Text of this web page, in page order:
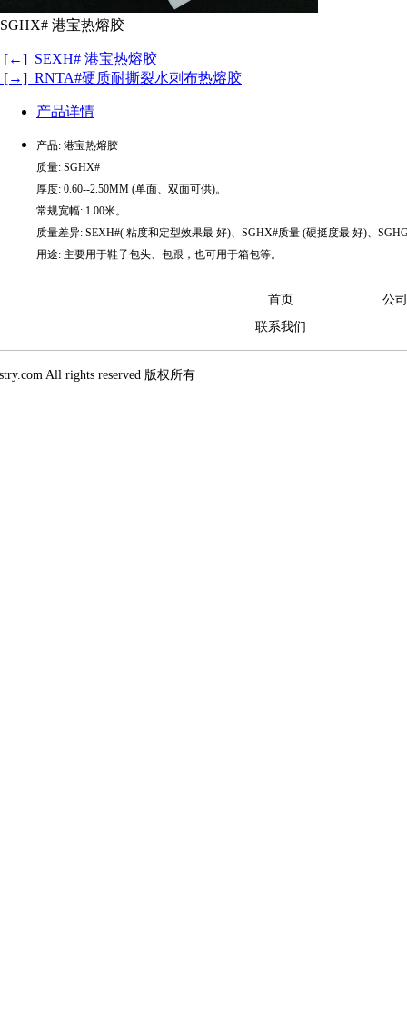
SGHX# 港宝热熔胶
[←] SEXH# 港宝热熔胶
[→] RNTA#硬质耐撕裂水刺布热熔胶
产品详情
产品: 港宝热熔胶
质量: SGHX#
厚度: 0.60--2.50MM (单面、双面可供)。
常规宽幅: 1.00米。
质量差异: SEXH#( 粘度和定型效果最 好)、SGHX#质量 (硬挺度最 好)、
用途: 主要用于鞋子包头、包跟，也可用于箱包等。
All rights reserved 版权所有
首页
公
联系我们